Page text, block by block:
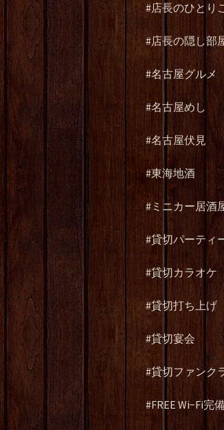
#店長のひとり
#店長の隠し部
#名古屋グルメ
#名古屋めし
#名古屋伏見
#東海地酒
#ミニカー居酒
#貸切パーティ
#貸切カラオケ
#貸切打ち上げ
#貸切宴会
#貸切ファンク
#FREE Wi−Fi完